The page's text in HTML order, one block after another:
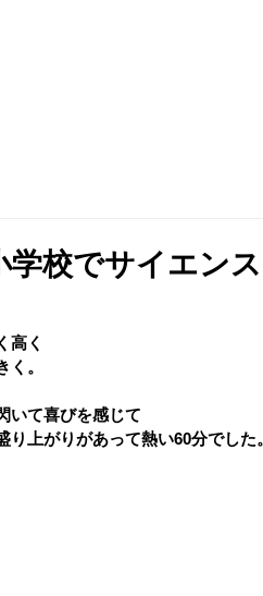
校でサイエンス
高く
。
いて喜びを感じて
上がりがあって熱い60分でした。